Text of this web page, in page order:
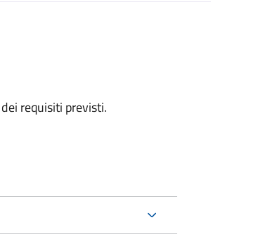
requisiti previsti.